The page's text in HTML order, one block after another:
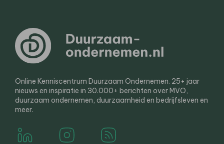
Online Kenniscentrum Duurzaam Ondernemen. 25+ jaar
nieuws en inspiratie in 30.000+ berichten over MVO,
duurzaam ondernemen, duurzaamheid en bedrijfsleven en
meer.